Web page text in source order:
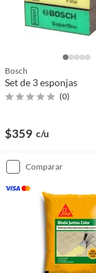
Bosch
Set de 3 esponjas
(0)
$359 c/u
comparar